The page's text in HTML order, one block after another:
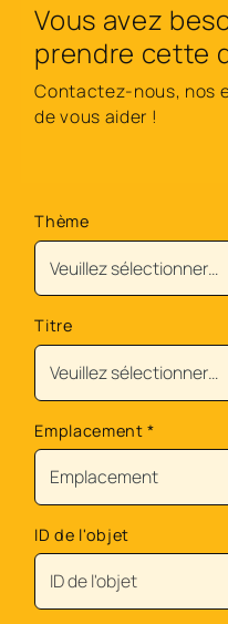
Vous avez
prendre cette
Contactez-nous, nos
de vous aider !
Thème
Titre
Emplacement*
ID de l'objet